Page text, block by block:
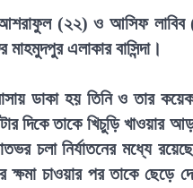
(২২) ও আসিফ লাবিব
এলাকার বাসিন্দা।
ডাকা হয় তিনি ও তার
দিকে তাকে খিচুড়ি খাওয়ার
চলা নির্যাতনের মধ্যে
চাওয়ার পর তাকে ছেড়ে